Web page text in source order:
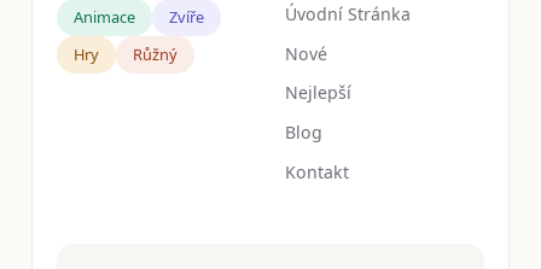
Animace
Zvíře
Hry
Růžný
Úvodní Stránka
Nové
Nejlepší
Blog
Kontakt